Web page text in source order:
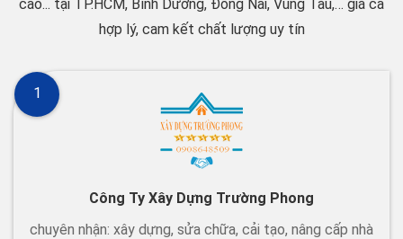
cao... tại TP.HCM, Bình Dương, Đồng Nai, Vũng Tàu,… giá cả
hợp lý, cam kết chất lượng uy tín
Công Ty Xây Dựng Trường Phong
chuyên nhận: xây dựng, sửa chữa, cải tạo, nâng cấp nhà
1